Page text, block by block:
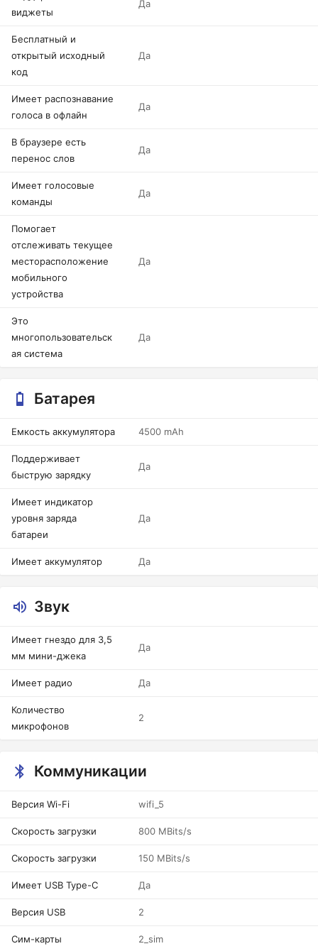
виджеты
Да
Бесплатный и
открытый исходный
код
Да
Имеет распознавание
голоса в офлайн
Да
В браузере есть
перенос слов
Да
Имеет голосовые
команды
Да
Помогает
отслеживать текущее
месторасположение
мобильного
устройства
Да
Это
многопользовательск
ая система
Да
Батарея
Емкость аккумулятора 4500 mAh
Поддерживает
быструю зарядку
Да
Имеет индикатор
уровня заряда
батареи
Да
Имеет аккумулятор Да
Звук
Имеет гнездо для 3,5
мм мини-джека
Да
Имеет радио Да
Количество
микрофонов
2
Коммуникации
Версия Wi-Fi wifi_5
Скорость загрузки 800 MBits/s
Скорость загрузки 150 MBits/s
Имеет USB Type-C Да
Версия USB 2
Сим-карты 2_sim